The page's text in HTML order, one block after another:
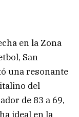
en la Zona
San
una resonante
del
de 83 a 69,
ideal en la